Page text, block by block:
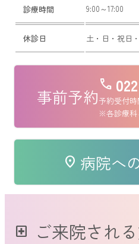
診療時間 9:00～17:00
休診日 土・日・祝日
事前予約
call
予約受付
※各診療科
location_on 病院へ
local_hospital ご来院され